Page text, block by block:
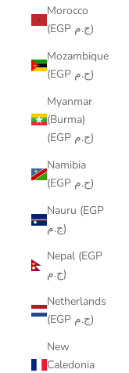
Morocco
(EGP ج.م)
Mozambique
(EGP ج.م)
Myanmar
(Burma)
(EGP ج.م)
Namibia
(EGP ج.م)
Nauru (EGP
ج.م)
Nepal (EGP
ج.م)
Netherlands
(EGP ج.م)
New
Caledonia